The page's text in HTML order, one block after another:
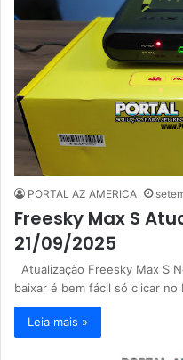
PORTAL AZ AMERICA
Freesky Max S
21/09/2025
Atualização Freesky Max S
baixar é bem fácil só clicar
Leia mais »